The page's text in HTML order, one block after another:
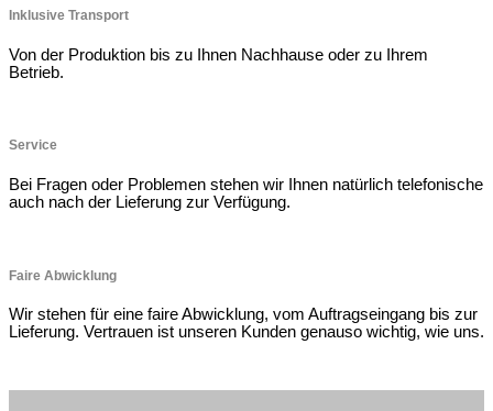
Inklusive Transport
Von der Produktion bis zu Ihnen Nachhause oder zu Ihrem
Betrieb.
Service
Bei Fragen oder Problemen stehen wir Ihnen natürlich telefonische
auch nach der Lieferung zur Verfügung.
Faire Abwicklung
Wir stehen für eine faire Abwicklung, vom Auftragseingang bis zur
Lieferung. Vertrauen ist unseren Kunden genauso wichtig, wie uns.